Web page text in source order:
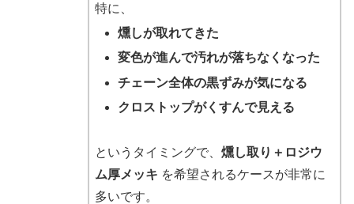
特に、
燻しが取れてきた
変色が進んで汚れが落ちなくなった
チェーン全体の黒ずみが気になる
クロストップがくすんで見える
というタイミングで、 燻し取り＋ロジウ
ム厚メッキ を希望されるケースが非常に
多いです。